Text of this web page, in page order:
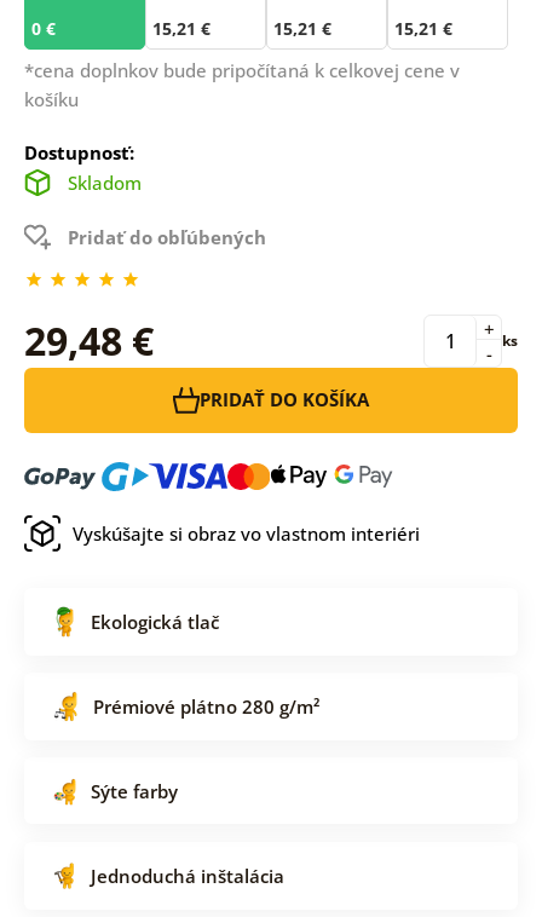
0 € 15,21 € 15,21 € 15,21 €
*cena doplnkov bude pripočítaná k celkovej cene v
košíku
Dostupnosť:
Skladom
Pridať do obľúbených
29,48 € -
+ ks
PRIDAŤ DO KOŠÍKA
Vyskúšajte si obraz vo vlastnom interiéri
Ekologická tlač
Prémiové plátno 280 g/m²
Sýte farby
Jednoduchá inštalácia